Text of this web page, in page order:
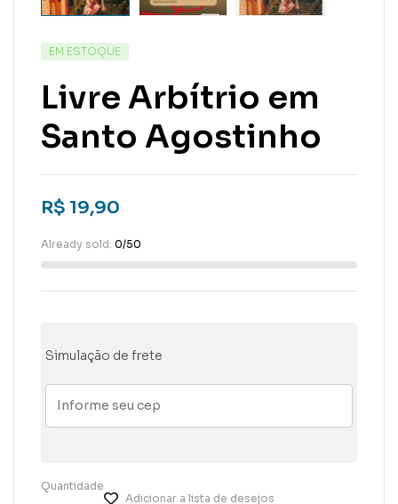
EM ESTOQUE
Livre Arbítrio em
Santo Agostinho
R$ 19,90
Already sold: 0/50
Simulação de frete
Quantidade
Adicionar a lista de desejos